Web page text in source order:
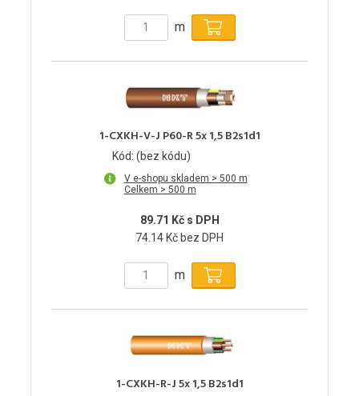
m
1-CXKH-V-J P60-R 5x 1,5 B2s1d1
Kód: (bez kódu)
V e-shopu skladem > 500 m
Celkem > 500 m
89.71 Kč s DPH
74.14 Kč bez DPH
m
1-CXKH-R-J 5x 1,5 B2s1d1